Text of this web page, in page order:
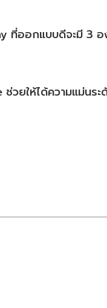
ที่ออกแบบดีจะมี 3
ยให้ได้ความแม่นระ